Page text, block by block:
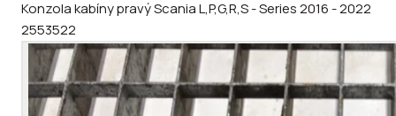
Konzola kabíny pravý Scania L,P,G,R,S - Series 2016 - 2022
2553522